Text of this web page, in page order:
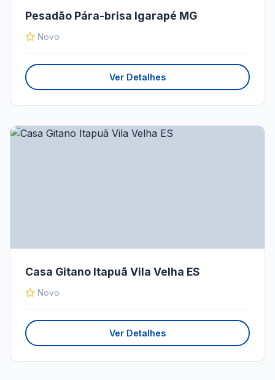
Pesadão Pára-brisa Igarapé MG
Novo
Ver Detalhes
Casa Gitano Itapuã Vila Velha ES
Novo
Ver Detalhes